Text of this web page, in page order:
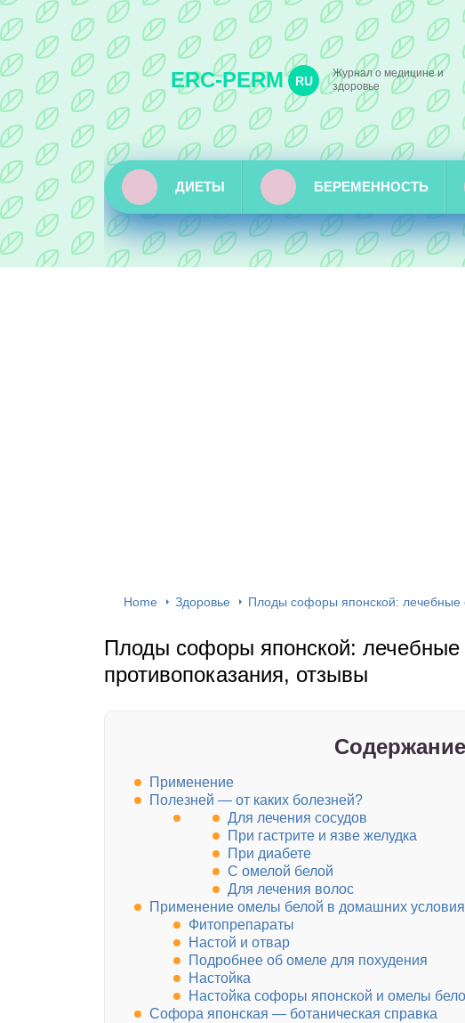
ERC-PERM RU
Журнал о медицине и
здоровье
ДИЕТЫ БЕРЕМЕННОСТЬ
Home Здоровье Плоды софоры японской: лечебные
Плоды софоры японской: лечебные
противопоказания, отзывы
Применение
Полезней — от каких болезней?
Для лечения сосудов
При гастрите и язве желудка
При диабете
С омелой белой
Для лечения волос
Применение омелы белой в домашних
Фитопрепараты
Настой и отвар
Подробнее об омеле для похудения
Настойка
Настойка софоры японской и омелы
Софора японская — ботаническая справка